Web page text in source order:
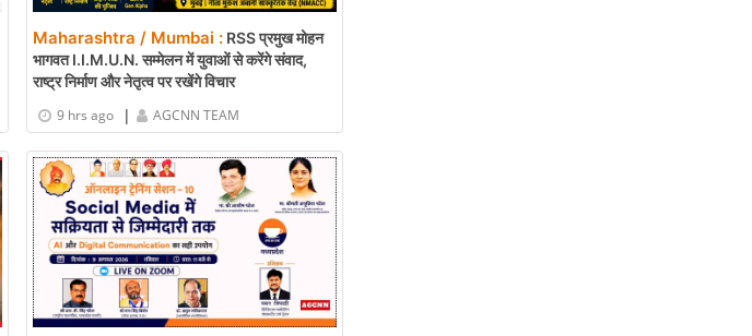
Maharashtra / Mumbai : RSS प्रमुख मोहन
भागवत I.I.M.U.N. सम्मेलन में युवाओं से करेंगे संवाद,
राष्ट्र निर्माण और नेतृत्व पर रखेंगे विचार
9 hrs ago
| AGCNN TEAM